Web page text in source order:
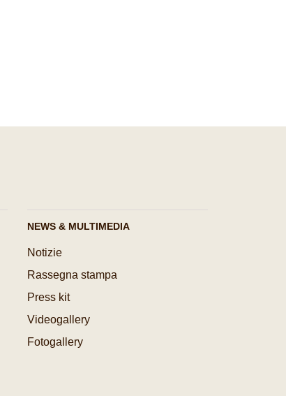
NEWS & MULTIMEDIA
Notizie
Rassegna stampa
Press kit
Videogallery
Fotogallery